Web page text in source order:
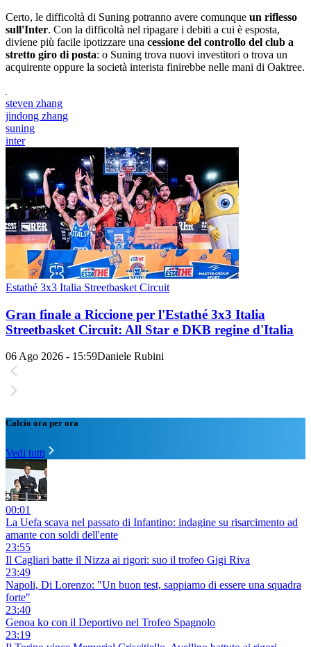
Certo, le difficoltà di Suning potranno avere comunque un riflesso
sull'Inter. Con la difficoltà nel ripagare i debiti a cui è esposta,
diviene più facile ipotizzare una cessione del controllo del club a
stretto giro di posta: o Suning trova nuovi investitori o trova un
acquirente oppure la società interista finirebbe nelle mani di Oaktree.
steven zhang
jindong zhang
suning
inter
Estathé 3x3 Italia Streetbasket Circuit
Gran finale a Riccione per l'Estathé 3x3 Italia
Streetbasket Circuit: All Star e DKB regine d'Italia
06 Ago 2026 - 15:59Daniele Rubini
Calcio ora per ora
Vedi tutti
00:01
La Uefa scava nel passato di Infantino: indagine su risarcimento ad
amante con soldi dell'ente
23:55
Il Cagliari batte il Nizza ai rigori: suo il trofeo Gigi Riva
23:49
Napoli, Di Lorenzo: "Un buon test, sappiamo di essere una squadra
forte"
23:40
Genoa ko con il Deportivo nel Trofeo Spagnolo
23:19